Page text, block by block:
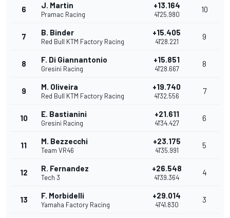
6 J. Martin
Pramac Racing
+13.164
41'25.980
10
7 B. Binder
Red Bull KTM Factory Racing
+15.405
41'28.221
9
8 F. Di Giannantonio
Gresini Racing
+15.851
41'28.667
8
9 M. Oliveira
Red Bull KTM Factory Racing
+19.740
41'32.556
7
10 E. Bastianini
Gresini Racing
+21.611
41'34.427
6
11 M. Bezzecchi
Team VR46
+23.175
41'35.991
5
12 R. Fernandez
Tech 3
+26.548
41'39.364
4
13 F. Morbidelli
Yamaha Factory Racing
+29.014
41'41.830
3